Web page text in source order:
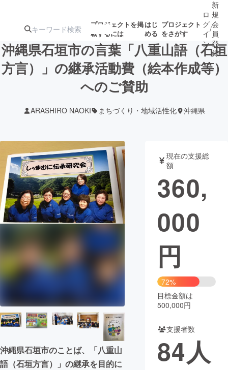
プロジェクトを掲
載するには
はじ
める
プロジェクト
をさがす
注目の新着プロ募集終了が近いプ
ロジェクト
テクノロジー・ガジェット
映像・映画 書籍・雑誌
ビジネス・起業 チャレンジ
まちづくり・地域活性化
CAMPFIRE for Social Good
CAMPFIRE Creation
CAMPFIREふるさと納税
コミュニティ
ロ
グ
イ
ン
/
新
規
会
員
登
録
沖縄県石垣市の言葉「八重山語（石垣
方言）」の継承活動費（絵本作成等）
へのご賛助
ARASHIRO NAOKI まちづくり・地域活性化 沖縄県
沖縄県石垣市のことば、「八重山
語（石垣方言）」の継承を目的に
現在の支援総
額
360,
000
円
72%
目標金額は
500,000円
支援者数
84人